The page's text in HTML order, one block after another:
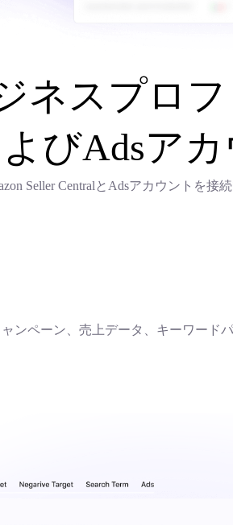
ネスプロフ
よびAdsア
Seller CentralとAdsアカウントを
ンペーン、売上データ、キーワー